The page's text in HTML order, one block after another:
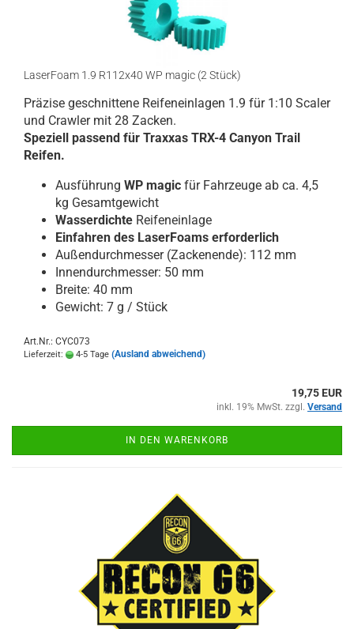
LaserFoam 1.9 R112x40 WP magic (2 Stück)
Präzise geschnittene Reifeneinlagen 1.9 für 1:10 Scaler
und Crawler mit 28 Zacken.
Speziell passend für Traxxas TRX-4 Canyon Trail
Reifen.
Ausführung WP magic für Fahrzeuge ab ca. 4,5
kg Gesamtgewicht
Wasserdichte Reifeneinlage
Einfahren des LaserFoams erforderlich
Außendurchmesser (Zackenende): 112 mm
Innendurchmesser: 50 mm
Breite: 40 mm
Gewicht: 7 g / Stück
Art.Nr.: CYC073
Lieferzeit: 4-5 Tage (Ausland abweichend)
19,75 EUR
inkl. 19% MwSt. zzgl. Versand
IN DEN WARENKORB